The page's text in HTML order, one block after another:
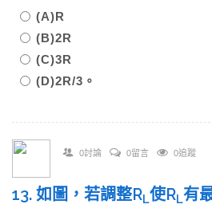
(A)R
(B)2R
(C)3R
(D)2R/3。
0討論 0留言 0追蹤
13. 如圖，若調整RL使RL有